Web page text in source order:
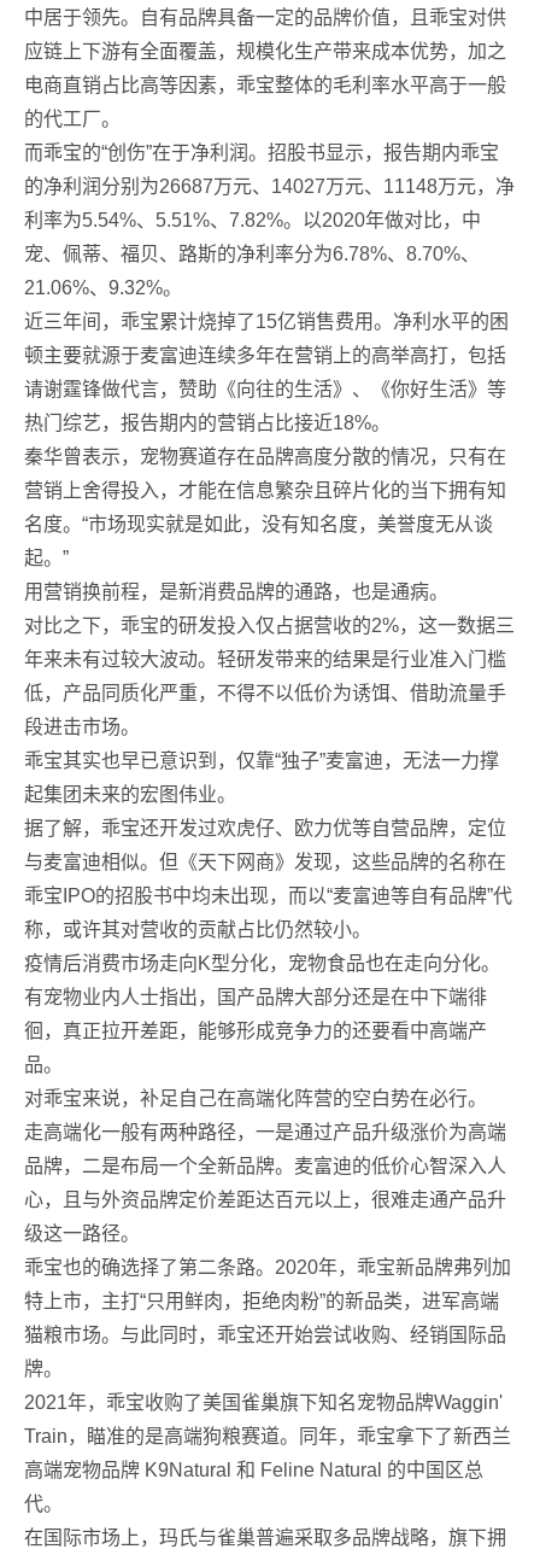
中居于领先。自有品牌具备一定的品牌价值，且乖宝对供
应链上下游有全面覆盖，规模化生产带来成本优势，加之
电商直销占比高等因素，乖宝整体的毛利率水平高于一般
的代工厂。
而乖宝的“创伤”在于净利润。招股书显示，报告期内乖宝
的净利润分别为26687万元、14027万元、11148万元，净
利率为5.54%、5.51%、7.82%。以2020年做对比，中
宠、佩蒂、福贝、路斯的净利率分为6.78%、8.70%、
21.06%、9.32%。
近三年间，乖宝累计烧掉了15亿销售费用。净利水平的困
顿主要就源于麦富迪连续多年在营销上的高举高打，包括
请谢霆锋做代言，赞助《向往的生活》、《你好生活》等
热门综艺，报告期内的营销占比接近18%。
秦华曾表示，宠物赛道存在品牌高度分散的情况，只有在
营销上舍得投入，才能在信息繁杂且碎片化的当下拥有知
名度。“市场现实就是如此，没有知名度，美誉度无从谈
起。”
用营销换前程，是新消费品牌的通路，也是通病。
对比之下，乖宝的研发投入仅占据营收的2%，这一数据三
年来未有过较大波动。轻研发带来的结果是行业准入门槛
低，产品同质化严重，不得不以低价为诱饵、借助流量手
段进击市场。
乖宝其实也早已意识到，仅靠“独子”麦富迪，无法一力撑
起集团未来的宏图伟业。
据了解，乖宝还开发过欢虎仔、欧力优等自营品牌，定位
与麦富迪相似。但《天下网商》发现，这些品牌的名称在
乖宝IPO的招股书中均未出现，而以“麦富迪等自有品牌”代
称，或许其对营收的贡献占比仍然较小。
疫情后消费市场走向K型分化，宠物食品也在走向分化。
有宠物业内人士指出，国产品牌大部分还是在中下端徘
徊，真正拉开差距，能够形成竞争力的还要看中高端产
品。
对乖宝来说，补足自己在高端化阵营的空白势在必行。
走高端化一般有两种路径，一是通过产品升级涨价为高端
品牌，二是布局一个全新品牌。麦富迪的低价心智深入人
心，且与外资品牌定价差距达百元以上，很难走通产品升
级这一路径。
乖宝也的确选择了第二条路。2020年，乖宝新品牌弗列加
特上市，主打“只用鲜肉，拒绝肉粉”的新品类，进军高端
猫粮市场。与此同时，乖宝还开始尝试收购、经销国际品
牌。
2021年，乖宝收购了美国雀巢旗下知名宠物品牌Waggin'
Train，瞄准的是高端狗粮赛道。同年，乖宝拿下了新西兰
高端宠物品牌 K9Natural 和 Feline Natural 的中国区总
代。
在国际市场上，玛氏与雀巢普遍采取多品牌战略，旗下拥